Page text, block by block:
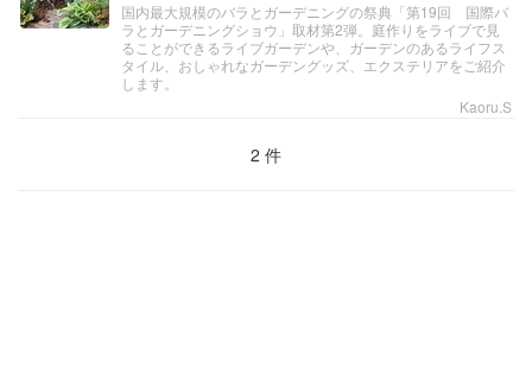
国内最大規模のバラとガーデニングの祭典「第19回 国際バ
ラとガーデニングショウ」取材第2弾。庭作りをライブで見
ることができるライブガーデンや、ガーデンのあるライフス
タイル、おしゃれなガーデングッズ、エクステリアをご紹介
します。
Kaoru.S
2 件